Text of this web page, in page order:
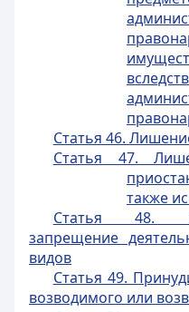
Статья 46.
Статья 47.
также
Статья 48.
запрещение
видов
Статья 49.
возводимого или